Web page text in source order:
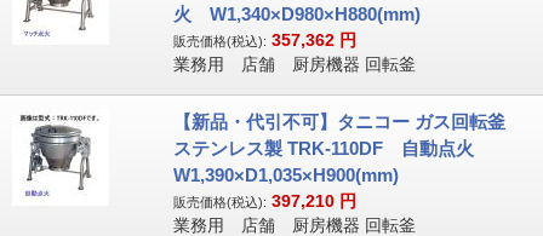
火 W1,340×D980×H880(mm)
販売価格(税込): 357,362 円
業務用 店舗 厨房機器 回転釜
【新品・代引不可】タニコー ガス回転釜
ステンレス製 TRK-110DF 自動点火
W1,390×D1,035×H900(mm)
販売価格(税込): 397,210 円
業務用 店舗 厨房機器 回転釜